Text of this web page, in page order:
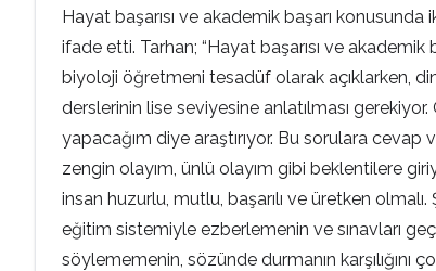
Hayat başarısı ve akademik başarı
ifade etti. Tarhan; “Hayat başarısı ve akademik
biyoloji öğretmeni tesadüf olarak açıklarken,
derslerinin lise seviyesine anlatılması
yapacağım diye araştırıyor. Bu sorulara
zengin olayım, ünlü olayım gibi beklentilere
insan huzurlu, mutlu, başarılı ve üretken
eğitim sistemiyle ezberlemenin ve sınavları
söylememenin, sözünde durmanın karşılığını